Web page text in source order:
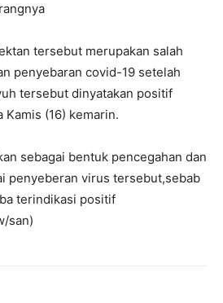
tersebut merupakan salah
penyebaran covid-19 setelah
tersebut dinyatakan positif
(16) kemarin.
sebagai bentuk pencegahan dan
penyeberan virus tersebut,sebab
terindikasi positif
san)